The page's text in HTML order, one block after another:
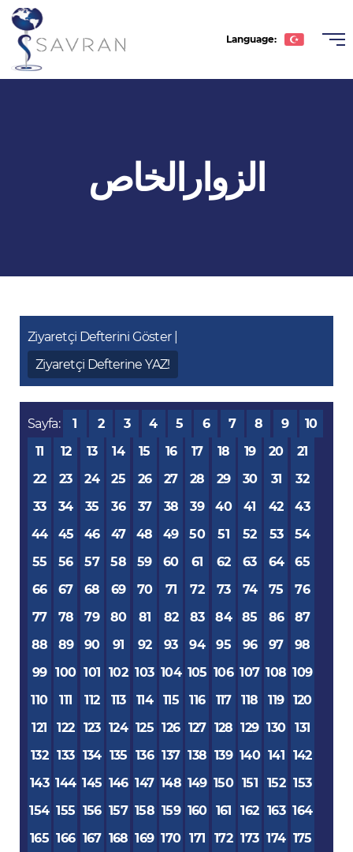
Language:
Românăالزوارالخاص
Ziyaretçi Defterini Göster |
Ziyaretçi Defterine YAZ!
Sayfa: 1 2 3 4 5 6 7 8 9
10
11
12 13 14 15 16 17 18 19 20
21
22
23 24 25 26 27 28 29 30 31
32
33
34 35 36 37 38 39 40 41 42
43
44
45 46 47 48 49 50 51 52 53
54
55
56 57 58 59 60 61 62 63 64
65
66
67 68 69 70 71 72 73 74 75
76
77
78 79 80 81 82 83 84 85 86
87
88
89 90 91 92 93 94 95 96 97
98
99 100 101 102 103 104 105 106 107 108 109
110
111 112 113 114 115 116 117 118 119
120
121
122 123 124 125 126 127 128 129 130
131
132 133 134 135 136 137 138 139 140 141 142
143 144 145 146 147 148 149 150 151 152 153
154 155 156 157 158 159 160 161 162 163 164
165 166 167 168 169 170 171 172 173 174 175